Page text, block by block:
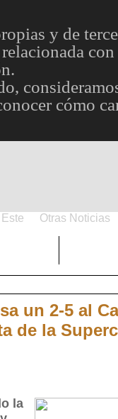
y de
cómo
Otras Noticias
un 2-5 al
de la
la